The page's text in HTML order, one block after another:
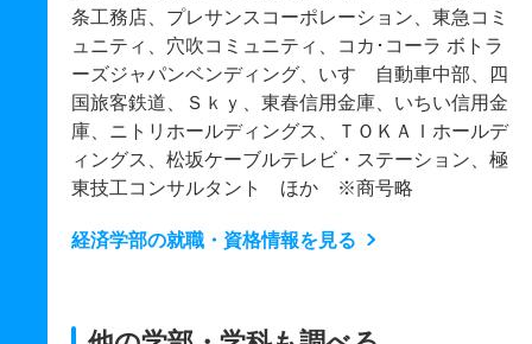
条工務店、プレサンスコーポレーション、東急コミ
ュニティ、穴吹コミュニティ、コカ･コーラ ボトラ
ーズジャパンベンディング、いすゞ自動車中部、四
国旅客鉄道、Ｓｋｙ、東春信用金庫、いちい信用金
庫、ニトリホールディングス、ＴＯＫＡＩホールデ
ィングス、松坂ケーブルテレビ・ステーション、極
東技工コンサルタント ほか ※商号略
経済学部の就職・資格情報を見る